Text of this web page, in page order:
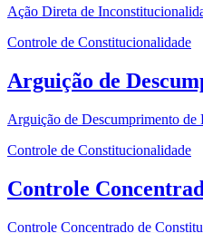
Ação Direta de
Controle de Constitucionalidade
Arguição de
Arguição de Descumprimento
Controle de Constitucionalidade
Controle
Controle Concentrado de